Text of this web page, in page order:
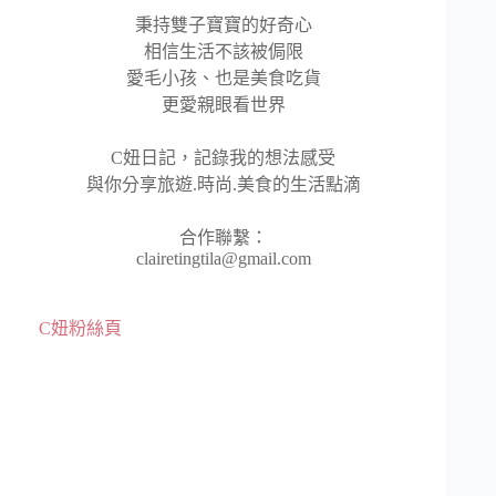
秉持雙子寶寶的好奇心
相信生活不該被侷限
愛毛小孩、也是美食吃貨
更愛親眼看世界
C妞日記，記錄我的想法感受
與你分享旅遊.時尚.美食的生活點滴
合作聯繫：
clairetingtila@gmail.com
C妞粉絲頁